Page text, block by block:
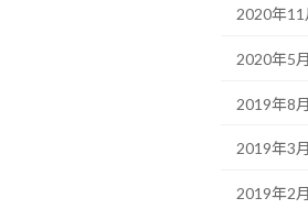
2020年11
2020年5月
2019年8月
2019年3月
2019年2月